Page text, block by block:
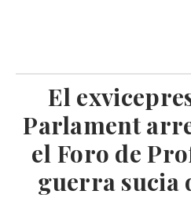
El
Parlament
el Foro de
guerra sucia